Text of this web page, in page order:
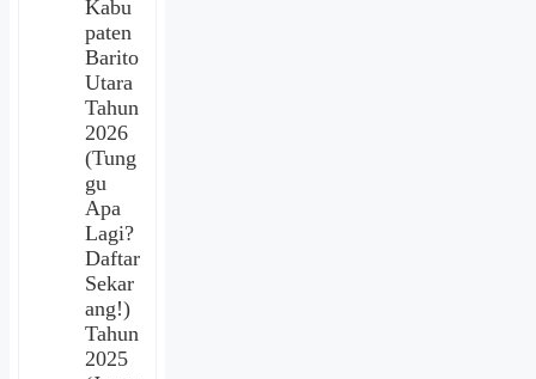
Kabu
paten
Barito
Utara
Tahun
2026
(Tung
gu
Apa
Lagi?
Daftar
Sekar
ang!)
Tahun
2025